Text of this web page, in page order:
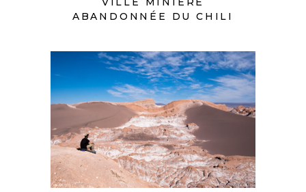
ABANDONNÉE DU CHILI